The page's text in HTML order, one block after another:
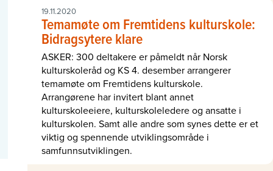
19.11.2020
Temamøte om Fremtidens kulturskole:
Bidragsytere klare
ASKER: 300 deltakere er påmeldt når Norsk
kulturskoleråd og KS 4. desember arrangerer
temamøte om Fremtidens kulturskole.
Arrangørene har invitert blant annet
kulturskoleeiere, kulturskoleledere og ansatte i
kulturskolen. Samt alle andre som synes dette er et
viktig og spennende utviklingsområde i
samfunnsutviklingen.